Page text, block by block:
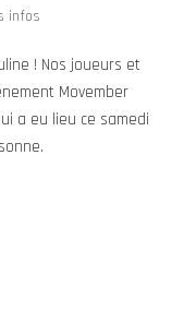
infos
! Nos joueurs et
Movember
a eu lieu ce samedi